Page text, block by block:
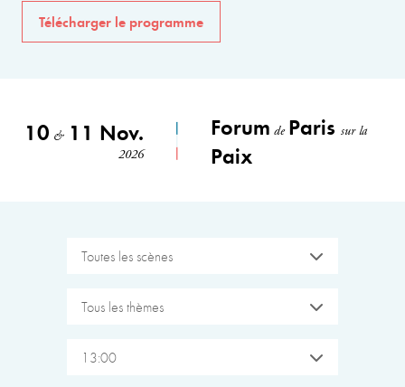
Télécharger le programme
10 &11 Nov.
2026
Forum de Parissur la
Paix
Toutes les scènes
Tous les thèmes
13:00